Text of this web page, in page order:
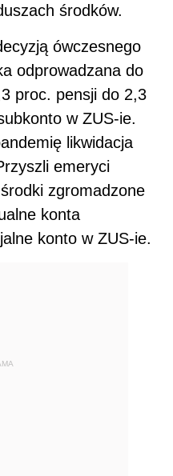
środków.
ówczesnego
odprowadzana do
proc. pensji do 2,3
w ZUS-ie.
likwidacja
emeryci
zgromadzone
konta
konto w ZUS-ie.